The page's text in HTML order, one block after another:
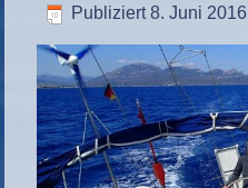
Publiziert 8. Juni 2016